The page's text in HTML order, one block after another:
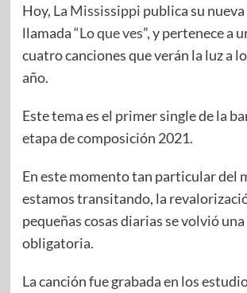
Hoy, La Mississippi publica su
llamada “Lo que ves”, y pertenece a
cuatro canciones que verán la luz a
año.
Este tema es el primer single de la
etapa de composición 2021.
En este momento tan particular del
estamos transitando, la
pequeñas cosas diarias se volvió
obligatoria.
La canción fue grabada en los